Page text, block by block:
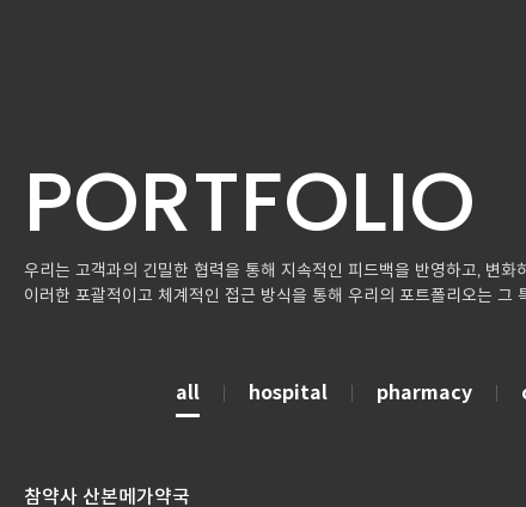
PORTFOLIO
우리는 고객과의 긴밀한 협력을 통해 지속적인 피드백을 반영하고, 변
이러한 포괄적이고 체계적인 접근 방식을 통해 우리의 포트폴리오는 그
all hospital pharmacy
참약사 산본메가약국